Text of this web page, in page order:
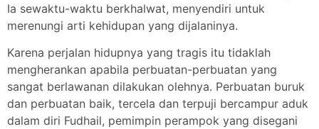
Ia sewaktu-waktu berkhalwat, menyendiri untuk
merenungi arti kehidupan yang dijalaninya.
Karena perjalan hidupnya yang tragis itu tidaklah
mengherankan apabila perbuatan-perbuatan yang
sangat berlawanan dilakukan olehnya. Perbuatan buruk
dan perbuatan baik, tercela dan terpuji bercampur aduk
dalam diri Fudhail, pemimpin perampok yang disegani